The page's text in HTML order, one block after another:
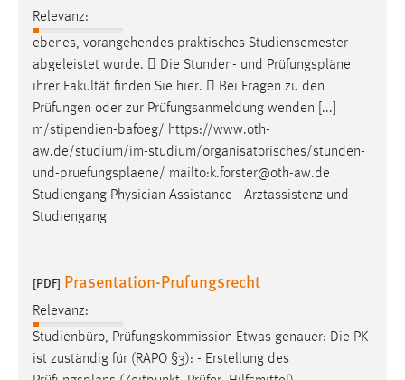
Relevanz:
ebenes, vorangehendes praktisches Studiensemester
abgeleistet wurde.  Die Stunden- und Prüfungspläne
ihrer Fakultät finden Sie hier.  Bei Fragen zu den
Prüfungen oder zur Prüfungsanmeldung wenden [...]
m/stipendien-bafoeg/ https://www.oth-
aw.de/studium/im-studium/organisatorisches/stunden-
und-pruefungsplaene/ mailto:k.forster@oth-aw.de
Studiengang Physician Assistance– Arztassistenz und
Studiengang
[PDF] Prasentation-Prufungsrecht
Relevanz:
Studienbüro, Prüfungskommission Etwas genauer: Die PK
ist zuständig für (RAPO §3): - Erstellung des